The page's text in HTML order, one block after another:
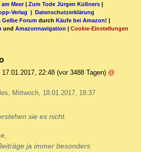
Meer| Zum Tode Jürgen Küßners |
Verlag | Datenschutzerklärung
Gelbe Forum durch Käufe bei Amazon! |
und Amazonnavigation | Cookie-Einstellungen
17.01.2017, 22:48 (vor 3488 Tagen) @
Mittwoch, 18.01.2017, 18:37
sie es nicht.
ja immer besonders